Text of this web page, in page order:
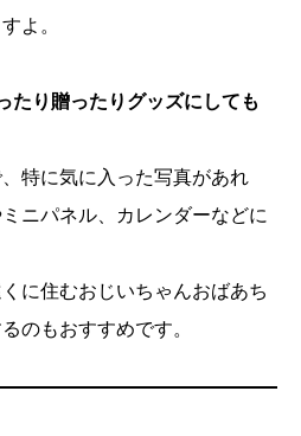
よ。
たり贈ったりグッズにしても
特に気に入った写真があれ
ニパネル、カレンダーなどに
に住むおじいちゃんおばあち
のもおすすめです。